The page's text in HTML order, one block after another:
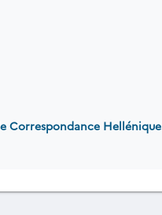
Correspondance Hellénique